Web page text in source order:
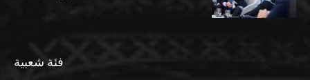
فئة شعبية